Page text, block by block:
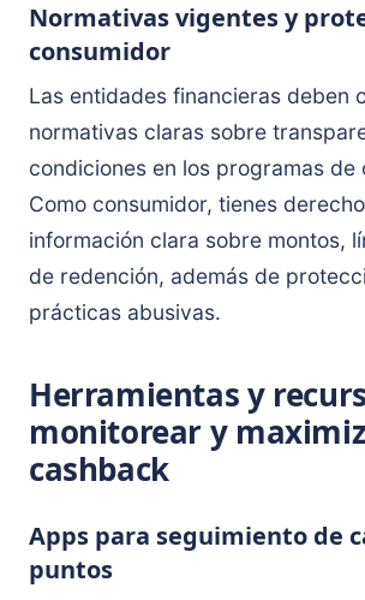
Normativas vigentes y
consumidor
Las entidades financieras deben
normativas claras sobre
condiciones en los programas de
Como consumidor, tienes
información clara sobre montos,
de redención, además de
prácticas abusivas.
Herramientas y
monitorear y
cashback
Apps para seguimiento de
puntos